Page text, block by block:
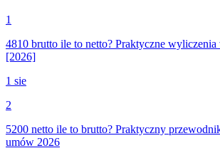
1
4810 brutto ile to netto? Praktyczne wyliczenia
[2026]
1 sie
2
5200 netto ile to brutto? Praktyczny
umów 2026